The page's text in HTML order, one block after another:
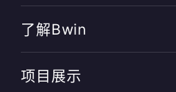
了解bwin
项目展示